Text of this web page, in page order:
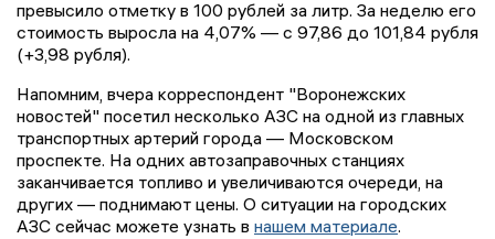
превысило отметку в 100 рублей за литр. За неделю его
стоимость выросла на 4,07% — с 97,86 до 101,84 рубля
(+3,98 рубля).
Напомним, вчера корреспондент "Воронежских
новостей" посетил несколько АЗС на одной из главных
транспортных артерий города — Московском
проспекте. На одних автозаправочных станциях
заканчивается топливо и увеличиваются очереди, на
других — поднимают цены. О ситуации на городских
АЗС сейчас можете узнать в нашем материале.